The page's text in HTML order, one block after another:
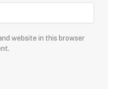
website in this browser